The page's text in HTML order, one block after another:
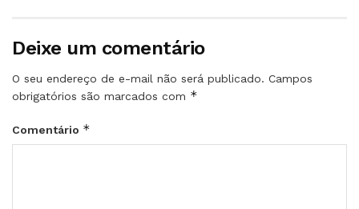
Deixe um comentário
O seu endereço de e-mail não será publicado. Campos
obrigatórios são marcados com *
Comentário *